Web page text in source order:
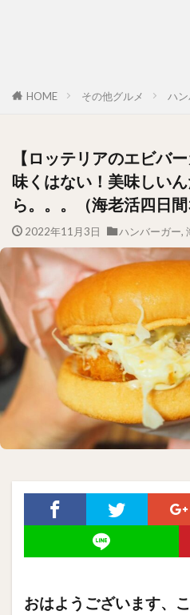
HOME その他グルメ ハ
【ロッテリアのエビバ
味くはない！美味しい
ら。。。（海老活四日間
2022年11月3日 ハンバーガー,
おはようございます、